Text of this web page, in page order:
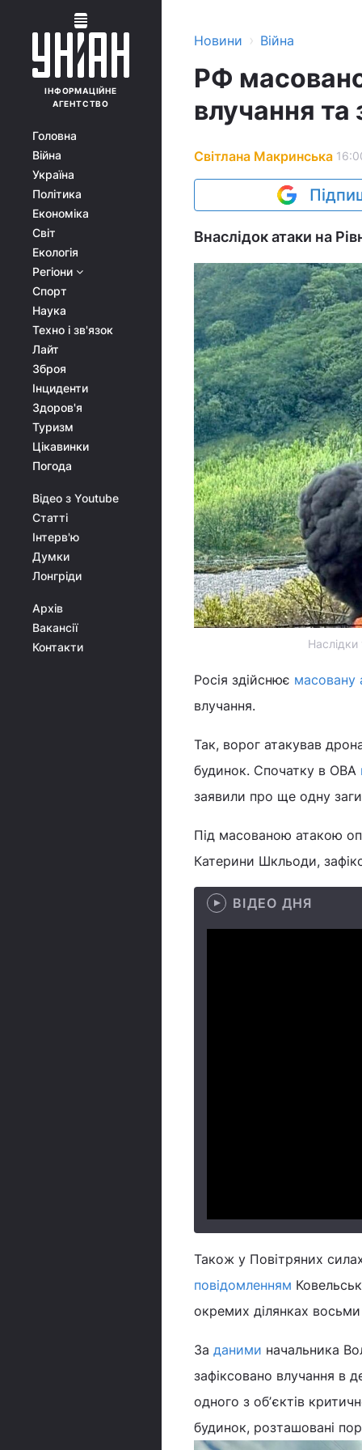
ІНФОРМАЦІЙНЕ
АГЕНТСТВО
Головна
Війна
Україна
Політика
Економіка
Світ
Екологія
Регіони
Спорт
Наука
Техно і зв'язок
Лайт
Зброя
Інциденти
Здоров'я
Туризм
Цікавинки
Погода
Відео з Youtube
Статті
Інтерв'ю
Думки
Лонгріди
Архів
Вакансії
Контакти
Новини › Війна
РФ масовано
влучання та
Світлана Макринська
Внаслідок атаки на
Наслідки
Росія здійснює масовану
влучання.
Так, ворог атакував
будинок. Спочатку в ОВА
заявили про ще одну
Під масованою атакою
Катерини Шкльоди,
ВІДЕО ДНЯ
Також у Повітряних
повідомленням
окремих ділянках
За даними начальника
зафіксовано влучання в
одного з обʼєктів
будинок, розташовані